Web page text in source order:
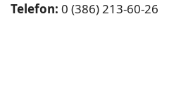
Telefon: 0 (386) 213-60-26